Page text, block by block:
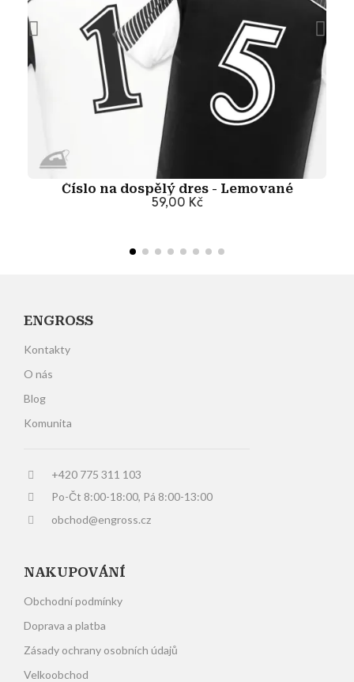
Číslo na dospělý dres - Lemované
59,00 Kč
Přidat do košíku
ENGROSS
Kontakty
O nás
Blog
Komunita
+420 775 311 103
Po-Čt 8:00-18:00, Pá 8:00-13:00
obchod@engross.cz
NAKUPOVÁNÍ
Obchodní podmínky
Doprava a platba
Zásady ochrany osobních údajů
Velkoobchod